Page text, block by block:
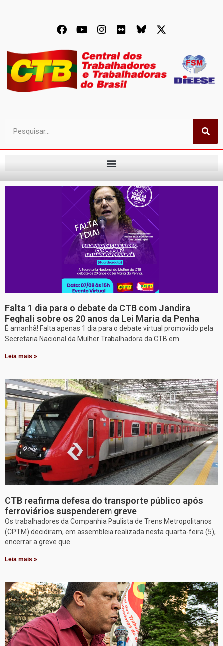
Falta 1 dia para o debate da CTB com Jandira
Feghali sobre os 20 anos da Lei Maria da Penha
É amanhã! Falta apenas 1 dia para o debate virtual promovido pela
Secretaria Nacional da Mulher Trabalhadora da CTB em
Leia mais »
CTB reafirma defesa do transporte público após
ferroviários suspenderem greve
Os trabalhadores da Companhia Paulista de Trens Metropolitanos
(CPTM) decidiram, em assembleia realizada nesta quarta-feira (5),
encerrar a greve que
Leia mais »